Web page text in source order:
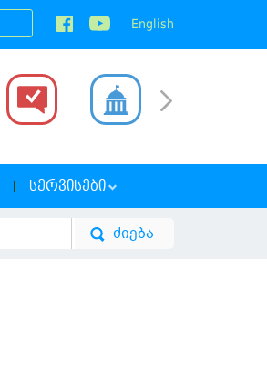
English
ᲡᲔᲠᲕᲘᲡᲔᲑᲘ